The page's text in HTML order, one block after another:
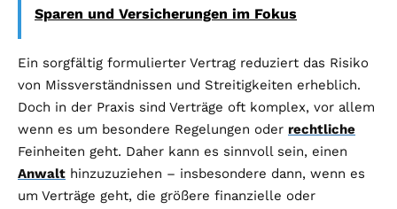
Sparen und Versicherungen im Fokus
Ein sorgfältig formulierter Vertrag reduziert das Risiko
von Missverständnissen und Streitigkeiten erheblich.
Doch in der Praxis sind Verträge oft komplex, vor allem
wenn es um besondere Regelungen oder rechtliche
Feinheiten geht. Daher kann es sinnvoll sein, einen
Anwalt hinzuzuziehen – insbesondere dann, wenn es
um Verträge geht, die größere finanzielle oder